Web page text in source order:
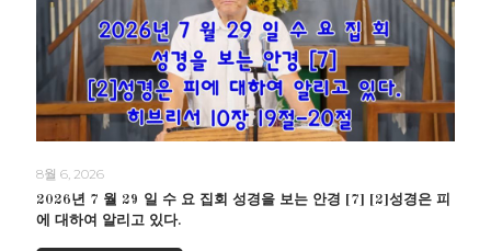
8월 6, 2026
2026년 7 월 29 일 수 요 집회 성경을 보는 안경 [7] [2]성경은 피
에 대하여 알리고 있다.